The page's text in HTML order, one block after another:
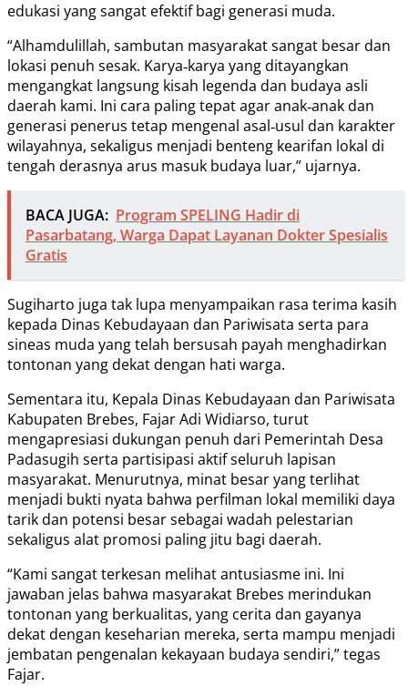
edukasi yang sangat efektif bagi generasi muda.
“Alhamdulillah, sambutan masyarakat sangat besar dan
lokasi penuh sesak. Karya‑karya yang ditayangkan
mengangkat langsung kisah legenda dan budaya asli
daerah kami. Ini cara paling tepat agar anak‑anak dan
generasi penerus tetap mengenal asal‑usul dan karakter
wilayahnya, sekaligus menjadi benteng kearifan lokal di
tengah derasnya arus masuk budaya luar,” ujarnya.
BACA JUGA: Program SPELING Hadir di
Pasarbatang, Warga Dapat Layanan Dokter Spesialis
Gratis
Sugiharto juga tak lupa menyampaikan rasa terima kasih
kepada Dinas Kebudayaan dan Pariwisata serta para
sineas muda yang telah bersusah payah menghadirkan
tontonan yang dekat dengan hati warga.
Sementara itu, Kepala Dinas Kebudayaan dan Pariwisata
Kabupaten Brebes, Fajar Adi Widiarso, turut
mengapresiasi dukungan penuh dari Pemerintah Desa
Padasugih serta partisipasi aktif seluruh lapisan
masyarakat. Menurutnya, minat besar yang terlihat
menjadi bukti nyata bahwa perfilman lokal memiliki daya
tarik dan potensi besar sebagai wadah pelestarian
sekaligus alat promosi paling jitu bagi daerah.
“Kami sangat terkesan melihat antusiasme ini. Ini
jawaban jelas bahwa masyarakat Brebes merindukan
tontonan yang berkualitas, yang cerita dan gayanya
dekat dengan keseharian mereka, serta mampu menjadi
jembatan pengenalan kekayaan budaya sendiri,” tegas
Fajar.